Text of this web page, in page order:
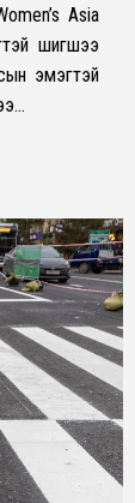
Asia
шигшээ
эмэгтэй